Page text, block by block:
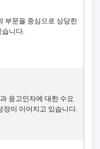
부문을 중심으로 상당한
습니다.
응고인자에 대한 수요
장이 이어지고 있습니다.